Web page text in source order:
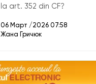
la art. 352 din CF?
06 Март /2026 07:58
Жана Гричюк